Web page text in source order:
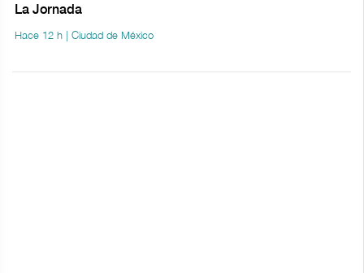
La Jornada
Hace 12 h | Ciudad de México